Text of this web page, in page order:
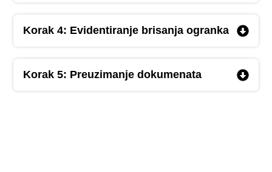
Korak 4: Evidentiranje brisanja ogranka
Korak 5: Preuzimanje dokumenata